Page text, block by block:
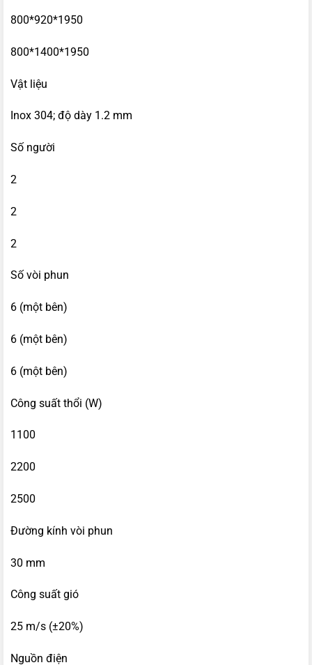
800*920*1950
800*1400*1950
Vật liệu
Inox 304; độ dày 1.2 mm
Số người
2
2
2
Số vòi phun
6 (một bên)
6 (một bên)
6 (một bên)
Công suất thổi (W)
1100
2200
2500
Đường kính vòi phun
30 mm
Công suất gió
25 m/s (±20%)
Nguồn điện